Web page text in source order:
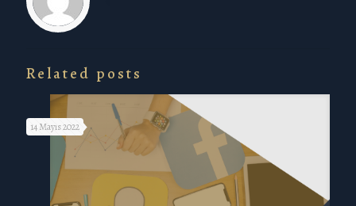
Related posts
14 Mayıs 2022